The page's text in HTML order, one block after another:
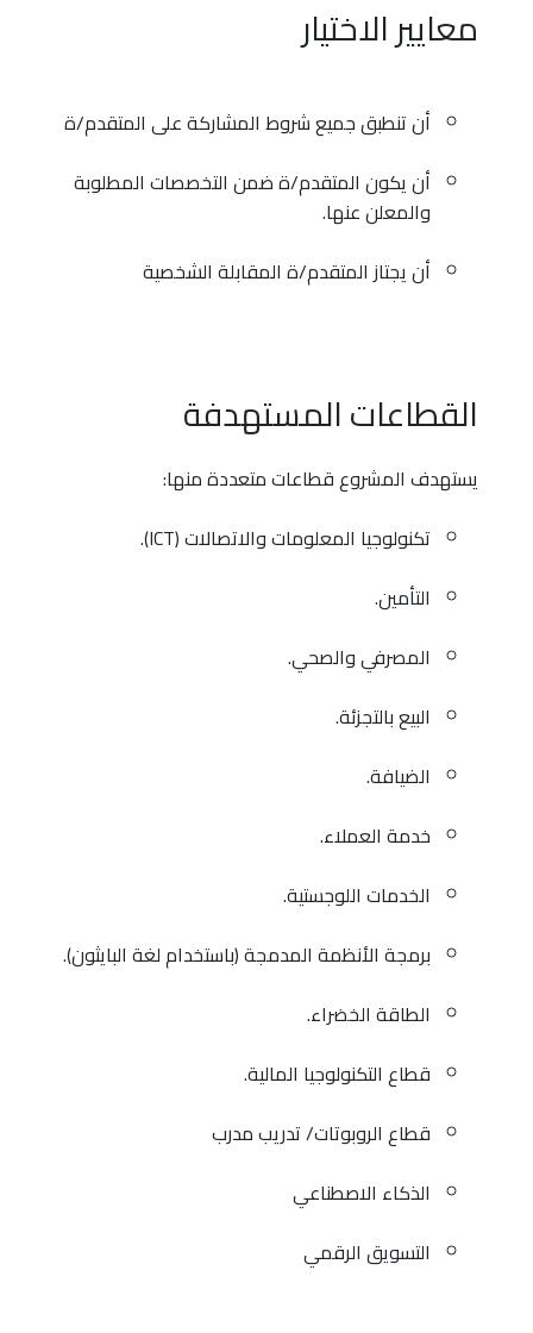
معايير الاختيار
أن تنطبق جميع شروط المشاركة على المتقدم/ة
أن يكون المتقدم/ة ضمن التخصصات المطلوبة
والمعلن عنها.
أن يجتاز المتقدم/ة المقابلة الشخصية
القطاعات المستهدفة
يستهدف المشروع قطاعات متعددة منها:
تكنولوجيا المعلومات والاتصالات (ICT).
التأمين.
المصرفي والصحي.
البيع بالتجزئة.
الضيافة.
خدمة العملاء.
الخدمات اللوجستية.
برمجة الأنظمة المدمجة (باستخدام لغة البايثون).
الطاقة الخضراء.
قطاع التكنولوجيا المالية.
قطاع الروبوتات/ تدريب مدرب
الذكاء الاصطناعي
التسويق الرقمي